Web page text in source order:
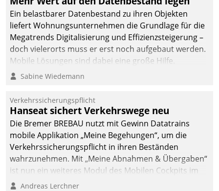
Ein belastbarer Datenbestand zu ihren Objekten
liefert Wohnungsunternehmen die Grundlage für die
Megatrends Digitalisierung und Effizienzsteigerung –
doch vielerorts muss er erst noch aufgebaut werden.
Mobile Lösungen sind dabei eine große Hilfe.
Sabine Wiedemann
Verkehrssicherungspflicht
Hanseat sichert Verkehrswege neu
Die Bremer BREBAU nutzt mit Gewinn Datatrains
mobile Applikation „Meine Begehungen“, um die
Verkehrssicherungspflicht in ihren Beständen
wahrzunehmen. Mit „Meine Abnahmen & Übergaben“
ist nun ein weiteres Modul des Mobilen Cockpits im
Einsatz.
Andreas Lerchner